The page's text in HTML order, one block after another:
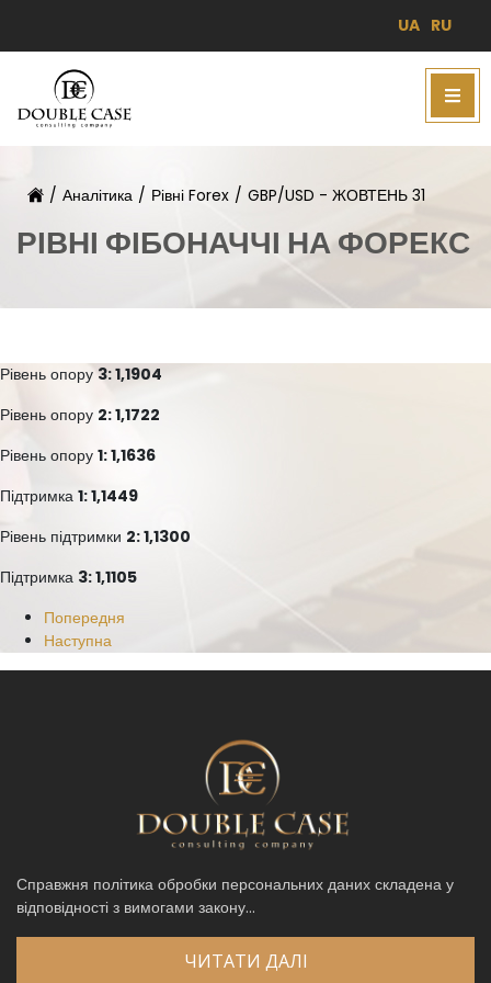
UA RU
/ Аналітика / Рівні Forex / GBP/USD - ЖОВТЕНЬ 31
РІВНІ ФІБОНАЧЧІ НА ФОРЕКС
Рівень опору 3: 1,1904
Рівень опору 2: 1,1722
Рівень опору 1: 1,1636
Підтримка 1: 1,1449
Рівень підтримки 2: 1,1300
Підтримка 3: 1,1105
Попередня
Наступна
Справжня політика обробки персональних даних складена у
відповідності з вимогами закону...
ЧИТАТИ ДАЛІ